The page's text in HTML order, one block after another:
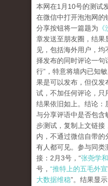
本网在1月10号的测试
在微信中打开泡泡网的
分享按钮将一篇题为
章发送至朋友圈，结果
见，包括海外用户，
择发布的同时评论一句
行”，特意将墙内已知
果是可以发布，但仅发
试，不加任何评论，只
结果依旧如上。结论：
与分享评语中是否包含
步测试，复制上文链接
内，不通过微信自带
有人都可见。参与同类
接：2月3号，“张尧学
号， “推特上的五毛外宣
大数据维稳”。结果显